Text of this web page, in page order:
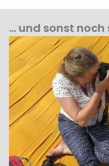
… und sonst